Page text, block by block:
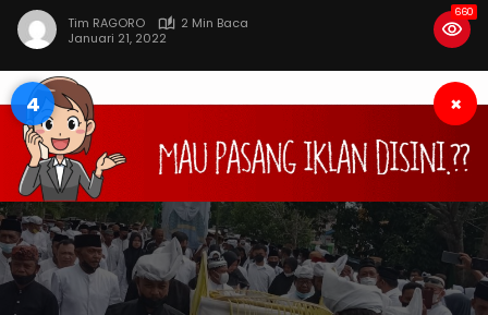
Tim RAGORO
2 Min Baca
Januari 21, 2022
660
3 ×